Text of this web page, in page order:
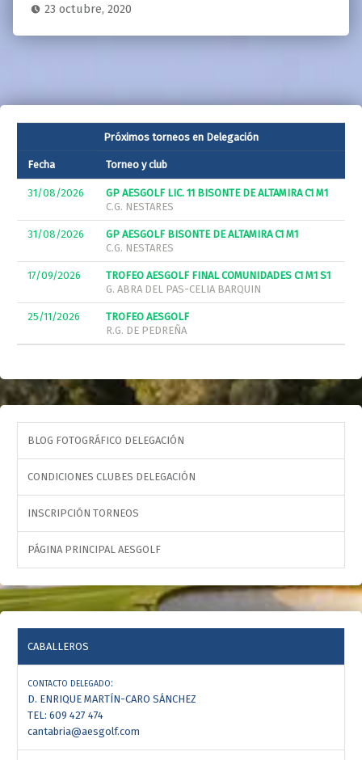
23 octubre, 2020
Próximos torneos en Delegación
Fecha Torneo y club
31/08/2026
GP AESGOLF LIC. 11 BISONTE DE ALTAMIRA C1 M1
C.G. NESTARES
31/08/2026
GP AESGOLF BISONTE DE ALTAMIRA C1 M1
C.G. NESTARES
17/09/2026
TROFEO AESGOLF FINAL COMUNIDADES C1 M1 S1
G. ABRA DEL PAS-CELIA BARQUIN
25/11/2026
TROFEO AESGOLF
R.G. DE PEDREÑA
BLOG FOTOGRÁFICO DELEGACIÓN
CONDICIONES CLUBES DELEGACIÓN
INSCRIPCIÓN TORNEOS
PÁGINA PRINCIPAL AESGOLF
CABALLEROS
CONTACTO DELEGADO:
D. ENRIQUE MARTÍN-CARO SÁNCHEZ
TEL: 609 427 474
cantabria@aesgolf.com